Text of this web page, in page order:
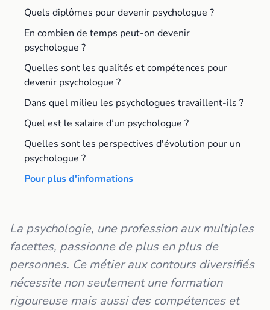
Quels diplômes pour devenir psychologue ?
En combien de temps peut-on devenir
psychologue ?
Quelles sont les qualités et compétences pour
devenir psychologue ?
Dans quel milieu les psychologues travaillent-ils ?
Quel est le salaire d’un psychologue ?
Quelles sont les perspectives d'évolution pour un
psychologue ?
Pour plus d'informations
La psychologie, une profession aux multiples
facettes, passionne de plus en plus de
personnes. Ce métier aux contours diversifiés
nécessite non seulement une formation
rigoureuse mais aussi des compétences et